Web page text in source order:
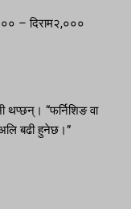
– दिराम२,०००
थप्छन्। “फर्निशिङ वा
बढी हुनेछ।”